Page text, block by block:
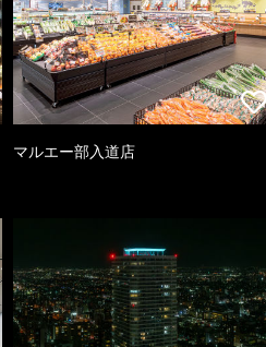
マルエー部入道店